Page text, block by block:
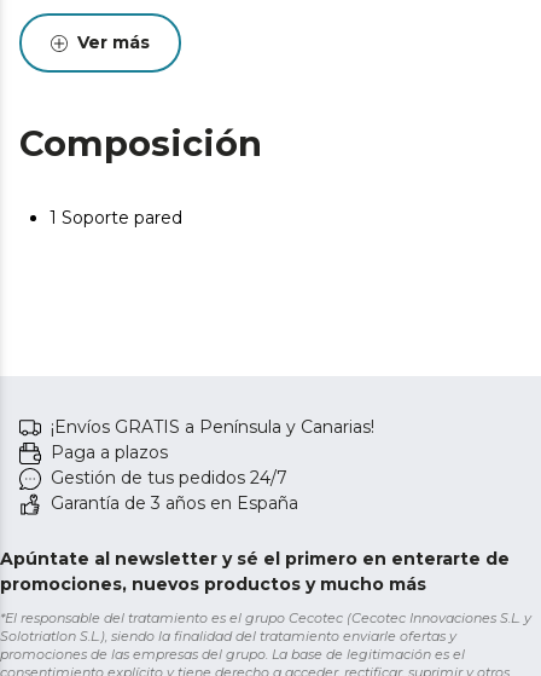
Ver más
Composición
1 Soporte pared
¡Envíos GRATIS a Península y Canarias!
Paga a plazos
Gestión de tus pedidos 24/7
Garantía de 3 años en España
Apúntate al newsletter y sé el primero en enterarte de
promociones, nuevos productos y mucho más
*El responsable del tratamiento es el grupo Cecotec (Cecotec Innovaciones S.L. y
Solotriatlon S.L.), siendo la finalidad del tratamiento enviarle ofertas y
promociones de las empresas del grupo. La base de legitimación es el
consentimiento explícito y tiene derecho a acceder, rectificar, suprimir y otros